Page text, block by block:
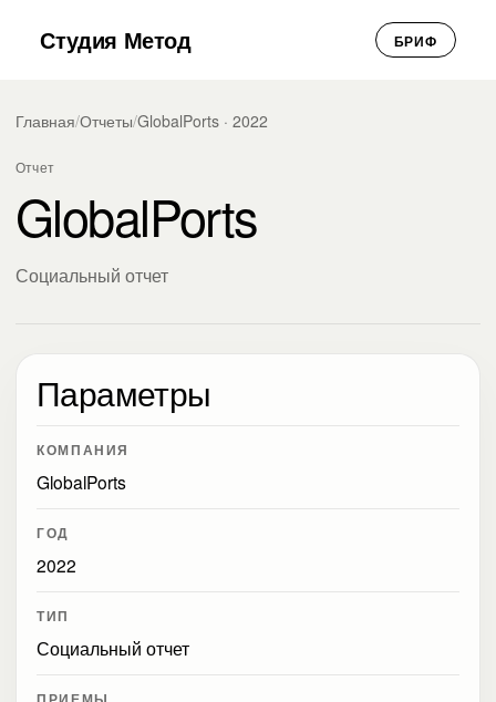
Студия Метод БРИФ
Главная/Отчеты/GlobalPorts · 2022
Отчет
GlobalPorts
Социальный отчет
Параметры
КОМПАНИЯ
GlobalPorts
ГОД
2022
ТИП
Социальный отчет